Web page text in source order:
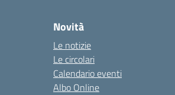
Novità
Le notizie
Le circolari
Calendario eventi
Albo Online